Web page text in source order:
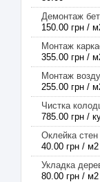
Демонтаж
150.00 грн /
Монтаж
355.00 грн /
Монтаж
255.00 грн /
Чистка
785.00 грн /
Оклейка
40.00 грн / м2
Укладка
80.00 грн / м2